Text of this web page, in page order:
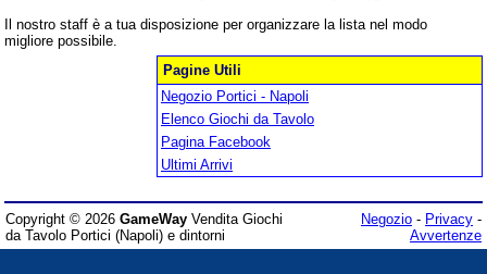
Il nostro staff è a tua disposizione per organizzare la lista nel modo
migliore possibile.
Pagine Utili
Negozio Portici - Napoli
Elenco Giochi da Tavolo
Pagina Facebook
Ultimi Arrivi
Copyright © 2026 GameWay Vendita Giochi
da Tavolo Portici (Napoli) e dintorni
Negozio - Privacy -
Avvertenze